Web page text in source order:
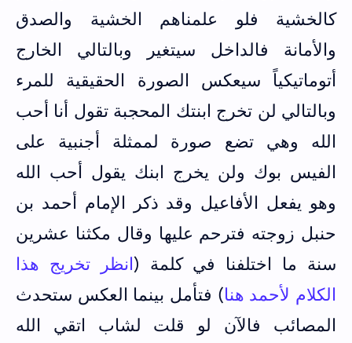
كالخشية فلو علمناهم الخشية والصدق
والأمانة فالداخل سيتغير وبالتالي الخارج
أتوماتيكياً سيعكس الصورة الحقيقية للمرء
وبالتالي لن تخرج ابنتك المحجبة تقول أنا أحب
الله وهي تضع صورة لممثلة أجنبية على
الفيس بوك ولن يخرج ابنك يقول أحب الله
وهو يفعل الأفاعيل وقد ذكر الإمام أحمد بن
حنبل زوجته فترحم عليها وقال مكثنا عشرين
سنة ما اختلفنا في كلمة (انظر تخريج هذا
الكلام لأحمد هنا) فتأمل بينما العكس ستحدث
المصائب فالآن لو قلت لشاب اتقي الله